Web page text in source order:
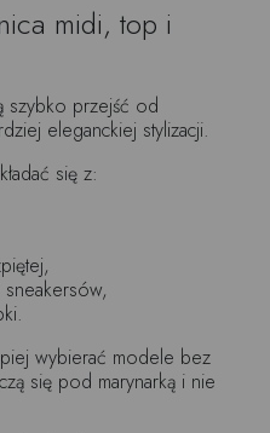
midi, top i
szybko przejść od
eleganckiej stylizacji.
się z:
wybierać modele bez
się pod marynarką i nie